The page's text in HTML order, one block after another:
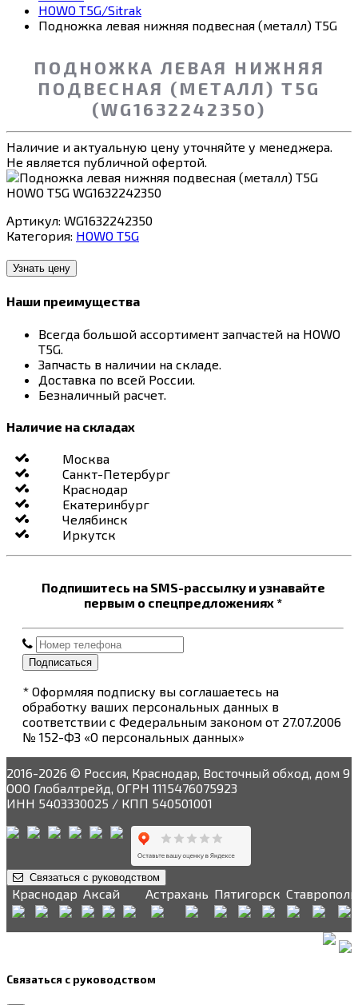
HOWO T5G/Sitrak
Подножка левая нижняя подвесная (металл) T5G
ПОДНОЖКА ЛЕВАЯ НИЖНЯЯ
ПОДВЕСНАЯ (МЕТАЛЛ) T5G
(WG1632242350)
Наличие и актуальную цену уточняйте у менеджера.
Не является публичной офертой.
Артикул: WG1632242350
Категория: HOWO T5G
Узнать цену
Наши преимущества
Всегда большой ассортимент запчастей на HOWO
T5G.
Запчасть в наличии на складе.
Доставка по всей России.
Безналичный расчет.
Наличие на складах
Москва
Санкт-Петербург
Краснодар
Екатеринбург
Челябинск
Иркутск
Подпишитесь на SMS-рассылку и узнавайте
первым о спецпредложениях *
Подписаться
* Оформляя подписку вы соглашаетесь на
обработку ваших персональных данных в
соответствии с Федеральным законом от 27.07.2006
№ 152-ФЗ «О персональных данных»
2016-2026 © Россия, Краснодар, Восточный обход, дом 9
ООО Глобалтрейд, ОГРН 1115476075923
ИНН 5403330025 / КПП 540501001
Связаться с руководством
Краснодар Аксай Астрахань Пятигорск Ставрополь
Связаться с руководством